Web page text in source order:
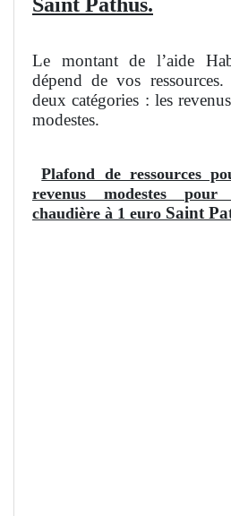
Le montant de l’aide
dépend de vos
deux catégories : les
modestes.
Plafond de ressources
revenus modestes
chaudière à 1 euro Saint